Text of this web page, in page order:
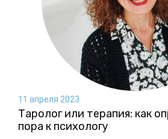
11 апреля 2023
Таролог или терапия: как
пора к психологу